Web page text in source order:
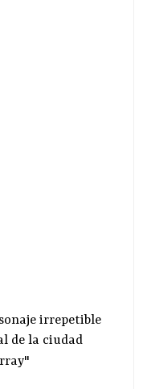
irrepetible
de la ciudad